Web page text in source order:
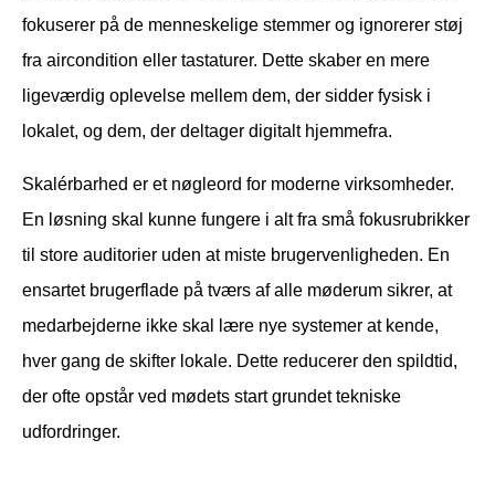
fokuserer på de menneskelige stemmer og ignorerer støj
fra aircondition eller tastaturer. Dette skaber en mere
ligeværdig oplevelse mellem dem, der sidder fysisk i
lokalet, og dem, der deltager digitalt hjemmefra.
Skalérbarhed er et nøgleord for moderne virksomheder.
En løsning skal kunne fungere i alt fra små fokusrubrikker
til store auditorier uden at miste brugervenligheden. En
ensartet brugerflade på tværs af alle møderum sikrer, at
medarbejderne ikke skal lære nye systemer at kende,
hver gang de skifter lokale. Dette reducerer den spildtid,
der ofte opstår ved mødets start grundet tekniske
udfordringer.